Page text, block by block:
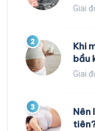
Giai
2
Khi
bầu
Giai
3
Nên